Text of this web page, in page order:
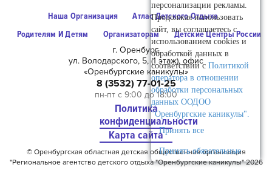
Наша Организация
Атлас Детского Отдыха
Родителям И Детям
Организаторам
Детские Центры России
г. Оренбург,
ул. Володарского, 5, (1 этаж), офис
«Оренбургские каникулы»
8 (3532) 77-01-25
пн-пт с 9:00 до 18:00
Политика
конфиденциальности
Карта сайта
© Оренбургская областная детская общественная организация
"Региональное агентство детского отдыха "Оренбургские каникулы" 2026
персонализации рекламы.
Продолжая использовать
сайт, вы соглашаетесь с
использованием cookies и
обработкой данных в
соответствии с Политикой
оператора в отношении
обработки персональных
данных ООДОО
"Оренбургские каникулы".
Принять все
Принять обязательные